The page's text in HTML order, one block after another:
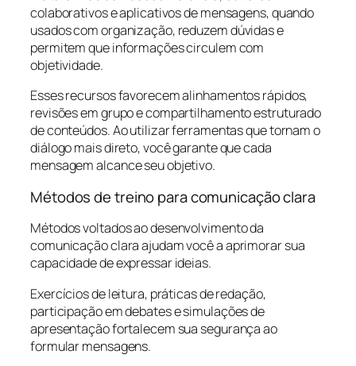
colaborativos e aplicativos de mensagens, quando
usados com organização, reduzem dúvidas e
permitem que informações circulem com
objetividade.
Esses recursos favorecem alinhamentos rápidos,
revisões em grupo e compartilhamento estruturado
de conteúdos. Ao utilizar ferramentas que tornam o
diálogo mais direto, você garante que cada
mensagem alcance seu objetivo.
Métodos de treino para comunicação clara
Métodos voltados ao desenvolvimento da
comunicação clara ajudam você a aprimorar sua
capacidade de expressar ideias.
Exercícios de leitura, práticas de redação,
participação em debates e simulações de
apresentação fortalecem sua segurança ao
formular mensagens.